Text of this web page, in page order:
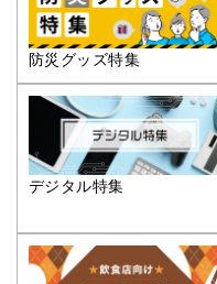
防災グッズ特集
デジタル特集